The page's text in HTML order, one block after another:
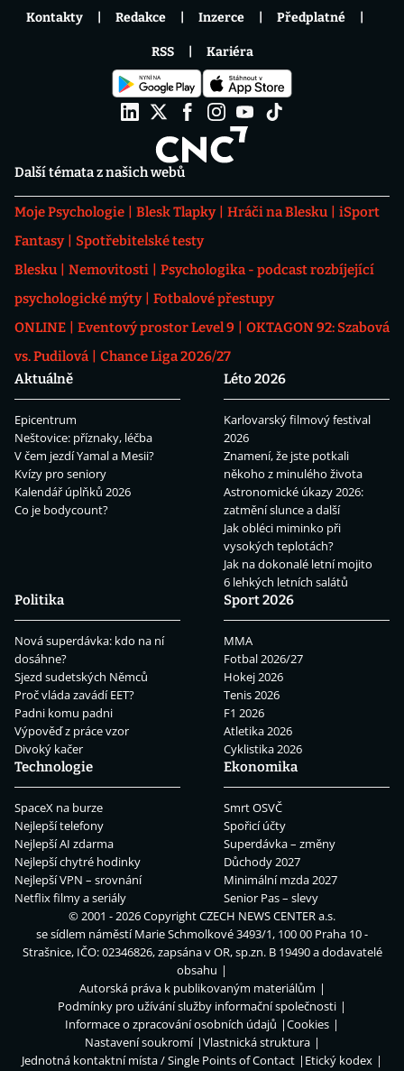
Další témata z našich webů
Moje Psychologie Blesk Tlapky Hráči na Blesku
iSport
Fantasy
Spotřebitelské testy
Blesku
Nemovitosti
Psychologika - podcast rozbíjející
psychologické mýty
Fotbalové přestupy
ONLINE
Eventový prostor Level 9
OKTAGON 92: Szabová
vs. Pudilová
Chance Liga 2026/27
Aktuálně
Epicentrum
Neštovice: příznaky, léčba
V čem jezdí Yamal a Mesii?
Kvízy pro seniory
Kalendář úplňků 2026
Co je bodycount?
Léto 2026
Karlovarský filmový festival
2026
Znamení, že jste potkali
někoho z minulého života
Astronomické úkazy 2026:
zatmění slunce a další
Jak obléci miminko při
vysokých teplotách?
Jak na dokonalé letní mojito
6 lehkých letních salátů
Politika
Nová superdávka: kdo na ní
dosáhne?
Sjezd sudetských Němců
Proč vláda zavádí EET?
Padni komu padni
Výpověď z práce vzor
Divoký kačer
Sport 2026
MMA
Fotbal 2026/27
Hokej 2026
Tenis 2026
F1 2026
Atletika 2026
Cyklistika 2026
Technologie
SpaceX na burze
Nejlepší telefony
Nejlepší AI zdarma
Nejlepší chytré hodinky
Nejlepší VPN – srovnání
Netflix filmy a seriály
Ekonomika
Smrt OSVČ
Spořicí účty
Superdávka – změny
Důchody 2027
Minimální mzda 2027
Senior Pas – slevy
Kontakty Redakce Inzerce Předplatné
RSS Kariéra
© 2001 - 2026 CopyrightCZECH NEWS CENTER a.s.
se sídlem náměstí Marie Schmolkové 3493/1, 100 00 Praha 10 -
Strašnice, IČO: 02346826, zapsána v OR, sp.zn. B 19490 a dodavatelé
obsahu
Autorská práva k publikovaným materiálům
Podmínky pro užívání služby informační společnosti
Informace o zpracování osobních údajů
Cookies
Nastavení soukromí
Vlastnická struktura
Jednotná kontaktní místa / Single Points of Contact
Etický kodex